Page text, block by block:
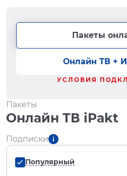
Пакеты
Онлайн ТВ +
УСЛОВИЯ
Пакеты
Онлайн ТВ iPakt
Подписки
Популярный